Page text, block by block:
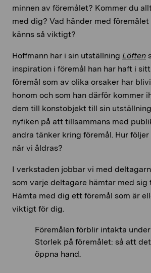
minnen av föremålet? Kommer du
med dig? Vad händer med
känns så viktigt?
Hoffmann har i sin utställning Löften
inspiration i föremål han har haft i
föremål som av olika orsaker har
honom och som han därför kommer
dem till konstobjekt till sin
nyfiken på att tillsammans med
andra tänker kring föremål. Hur
när vi åldras?
I verkstaden jobbar vi med
som varje deltagare hämtar med sig
Hämta med dig ett föremål som är
viktigt för dig.
Föremålen förblir intakta
Storlek på föremålet: så att
öppna hand.